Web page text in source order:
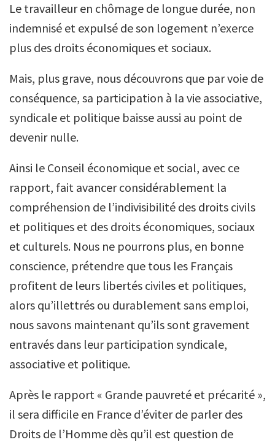
Le travailleur en chômage de longue durée, non
indemnisé et expulsé de son logement n’exerce
plus des droits économiques et sociaux.
Mais, plus grave, nous découvrons que par voie de
conséquence, sa participation à la vie associative,
syndicale et politique baisse aussi au point de
devenir nulle.
Ainsi le Conseil économique et social, avec ce
rapport, fait avancer considérablement la
compréhension de l’indivisibilité des droits civils
et politiques et des droits économiques, sociaux
et culturels. Nous ne pourrons plus, en bonne
conscience, prétendre que tous les Français
profitent de leurs libertés civiles et politiques,
alors qu’illettrés ou durablement sans emploi,
nous savons maintenant qu’ils sont gravement
entravés dans leur participation syndicale,
associative et politique.
Après le rapport « Grande pauvreté et précarité »,
il sera difficile en France d’éviter de parler des
Droits de l’Homme dès qu’il est question de